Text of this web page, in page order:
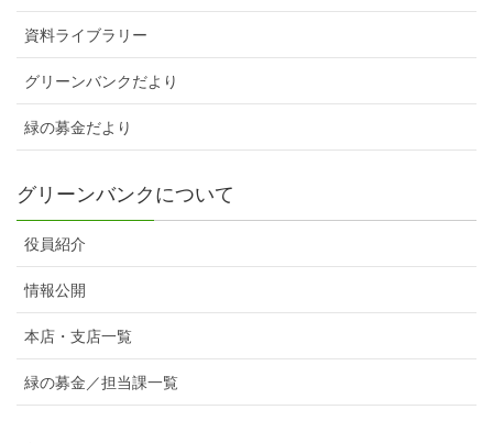
資料ライブラリー
グリーンバンクだより
緑の募金だより
グリーンバンクについて
役員紹介
情報公開
本店・支店一覧
緑の募金／担当課一覧